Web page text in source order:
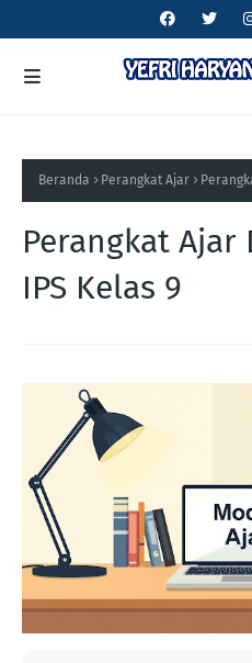
Beranda Perangkat Ajar
Perangkat Ajar
IPS Kelas 9